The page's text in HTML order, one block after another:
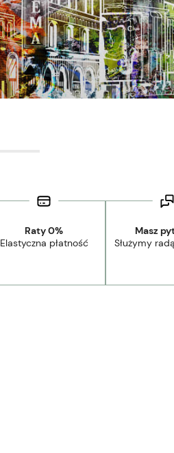
Raty 0%
Elastyczna płatność
Masz
Służymy